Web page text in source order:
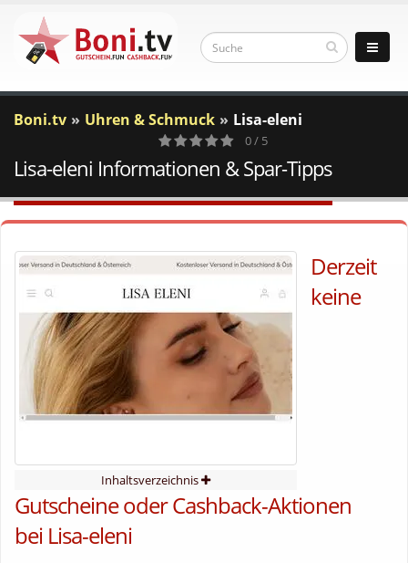
Boni.tv Uhren & Schmuck Lisa-eleni
0
Votes
0 / 5
Lisa-eleni Informationen & Spar-Tipps
Inhaltsverzeichnis
Derzeit
keine
Gutscheine oder Cashback-Aktionen
bei Lisa-eleni